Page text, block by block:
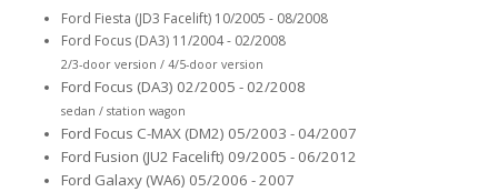
Ford Fiesta (JD3 Facelift) 10/2005 - 08/2008
Ford Focus (DA3) 11/2004 - 02/2008
2/3-door version / 4/5-door version
Ford Focus (DA3) 02/2005 - 02/2008
sedan / station wagon
Ford Focus C-MAX (DM2) 05/2003 - 04/2007
Ford Fusion (JU2 Facelift) 09/2005 - 06/2012
Ford Galaxy (WA6) 05/2006 - 2007